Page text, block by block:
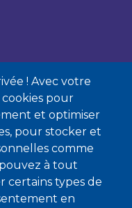
! Avec votre
pour
et optimiser
pour stocker et
comme
à tout
certains types de
en